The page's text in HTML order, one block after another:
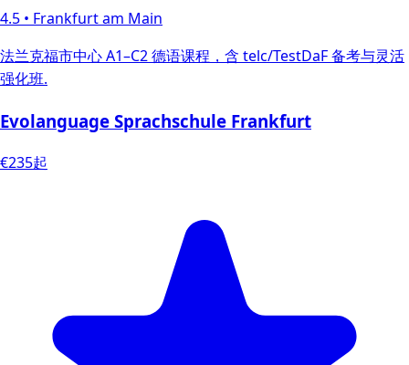
4.5 • Frankfurt am Main
法兰克福市中心 A1–C2 德语课程，含 telc/TestDaF 备考与灵活
强化班.
Evolanguage Sprachschule Frankfurt
€235起